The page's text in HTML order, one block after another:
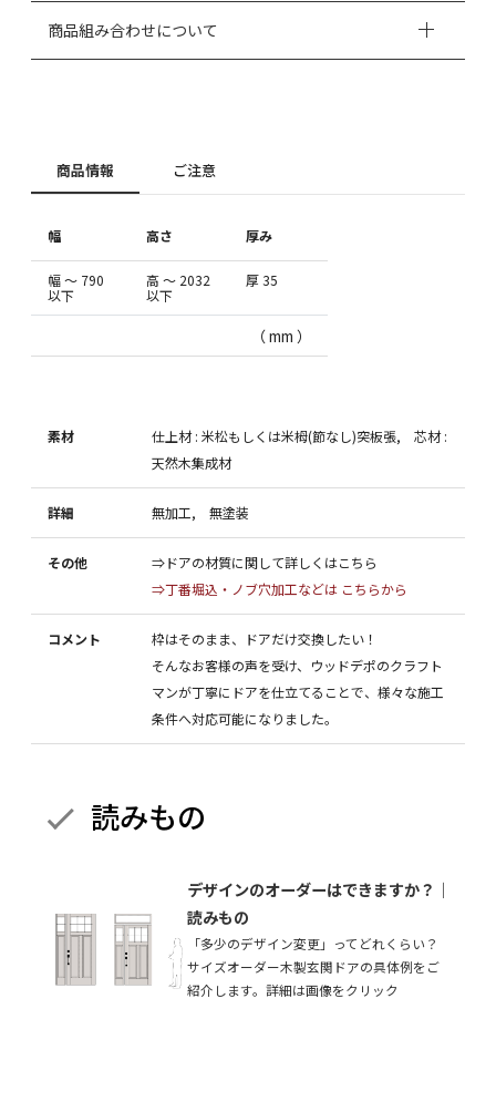
商品組み合わせについて
商品情報 ご注意
幅 高さ 厚み
幅 ～ 790
以下
高 ～ 2032
以下
厚 35
（ mm ）
素材
仕上材 : 米松もしくは米栂(節なし)突板張, 芯材 :
天然木集成材
詳細 無加工, 無塗装
その他
⇒ドアの材質に関して詳しくはこちら
⇒丁番堀込・ノブ穴加工などは こちらから
コメント
枠はそのまま、ドアだけ交換したい！
そんなお客様の声を受け、ウッドデポのクラフト
マンが丁寧にドアを仕立てることで、様々な施工
条件へ対応可能になりました。
読みもの
デザインのオーダーはできますか？｜
読みもの
「多少のデザイン変更」ってどれくらい？
サイズオーダー木製玄関ドアの具体例をご
紹介します。詳細は画像をクリック